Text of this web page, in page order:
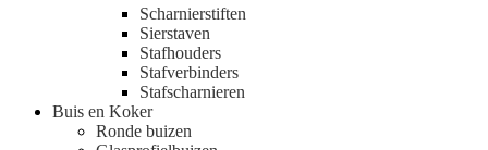
Scharnierstiften
Sierstaven
Stafhouders
Stafverbinders
Stafscharnieren
Buis en Koker
Ronde buizen